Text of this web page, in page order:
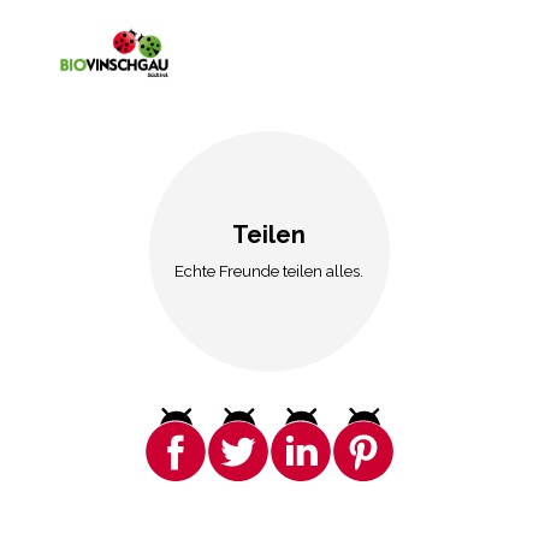
Teilen
Echte Freunde teilen alles.